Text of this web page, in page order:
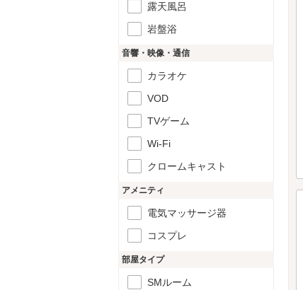
露天風呂
岩盤浴
音響・映像・通信
カラオケ
VOD
TVゲーム
Wi-Fi
クロームキャスト
アメニティ
電気マッサージ器
コスプレ
部屋タイプ
SMルーム